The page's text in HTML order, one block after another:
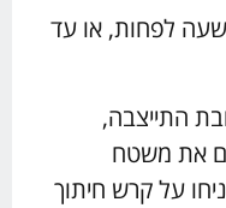
לפחות, או עד
התייצבה,
את משטח
על קרש חיתוך